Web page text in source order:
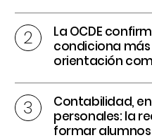
La OCDE
condiciona
orientación
Contabilidad,
personales: la
formar